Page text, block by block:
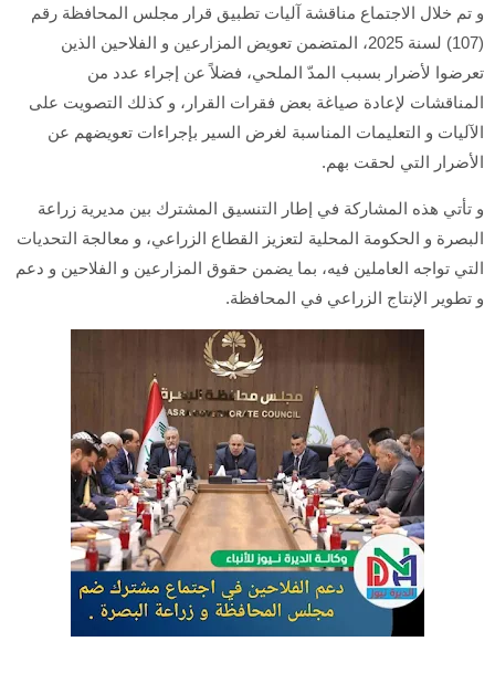
و تم خلال الاجتماع مناقشة آليات تطبيق قرار مجلس المحافظة رقم
(107) لسنة 2025، المتضمن تعويض المزارعين و الفلاحين الذين
تعرضوا لأضرار بسبب المدّ الملحي، فضلاً عن إجراء عدد من
المناقشات لإعادة صياغة بعض فقرات القرار، و كذلك التصويت على
الآليات و التعليمات المناسبة لغرض السير بإجراءات تعويضهم عن
الأضرار التي لحقت بهم.
و تأتي هذه المشاركة في إطار التنسيق المشترك بين مديرية زراعة
البصرة و الحكومة المحلية لتعزيز القطاع الزراعي، و معالجة التحديات
التي تواجه العاملين فيه، بما يضمن حقوق المزارعين و الفلاحين و دعم
و تطوير الإنتاج الزراعي في المحافظة.